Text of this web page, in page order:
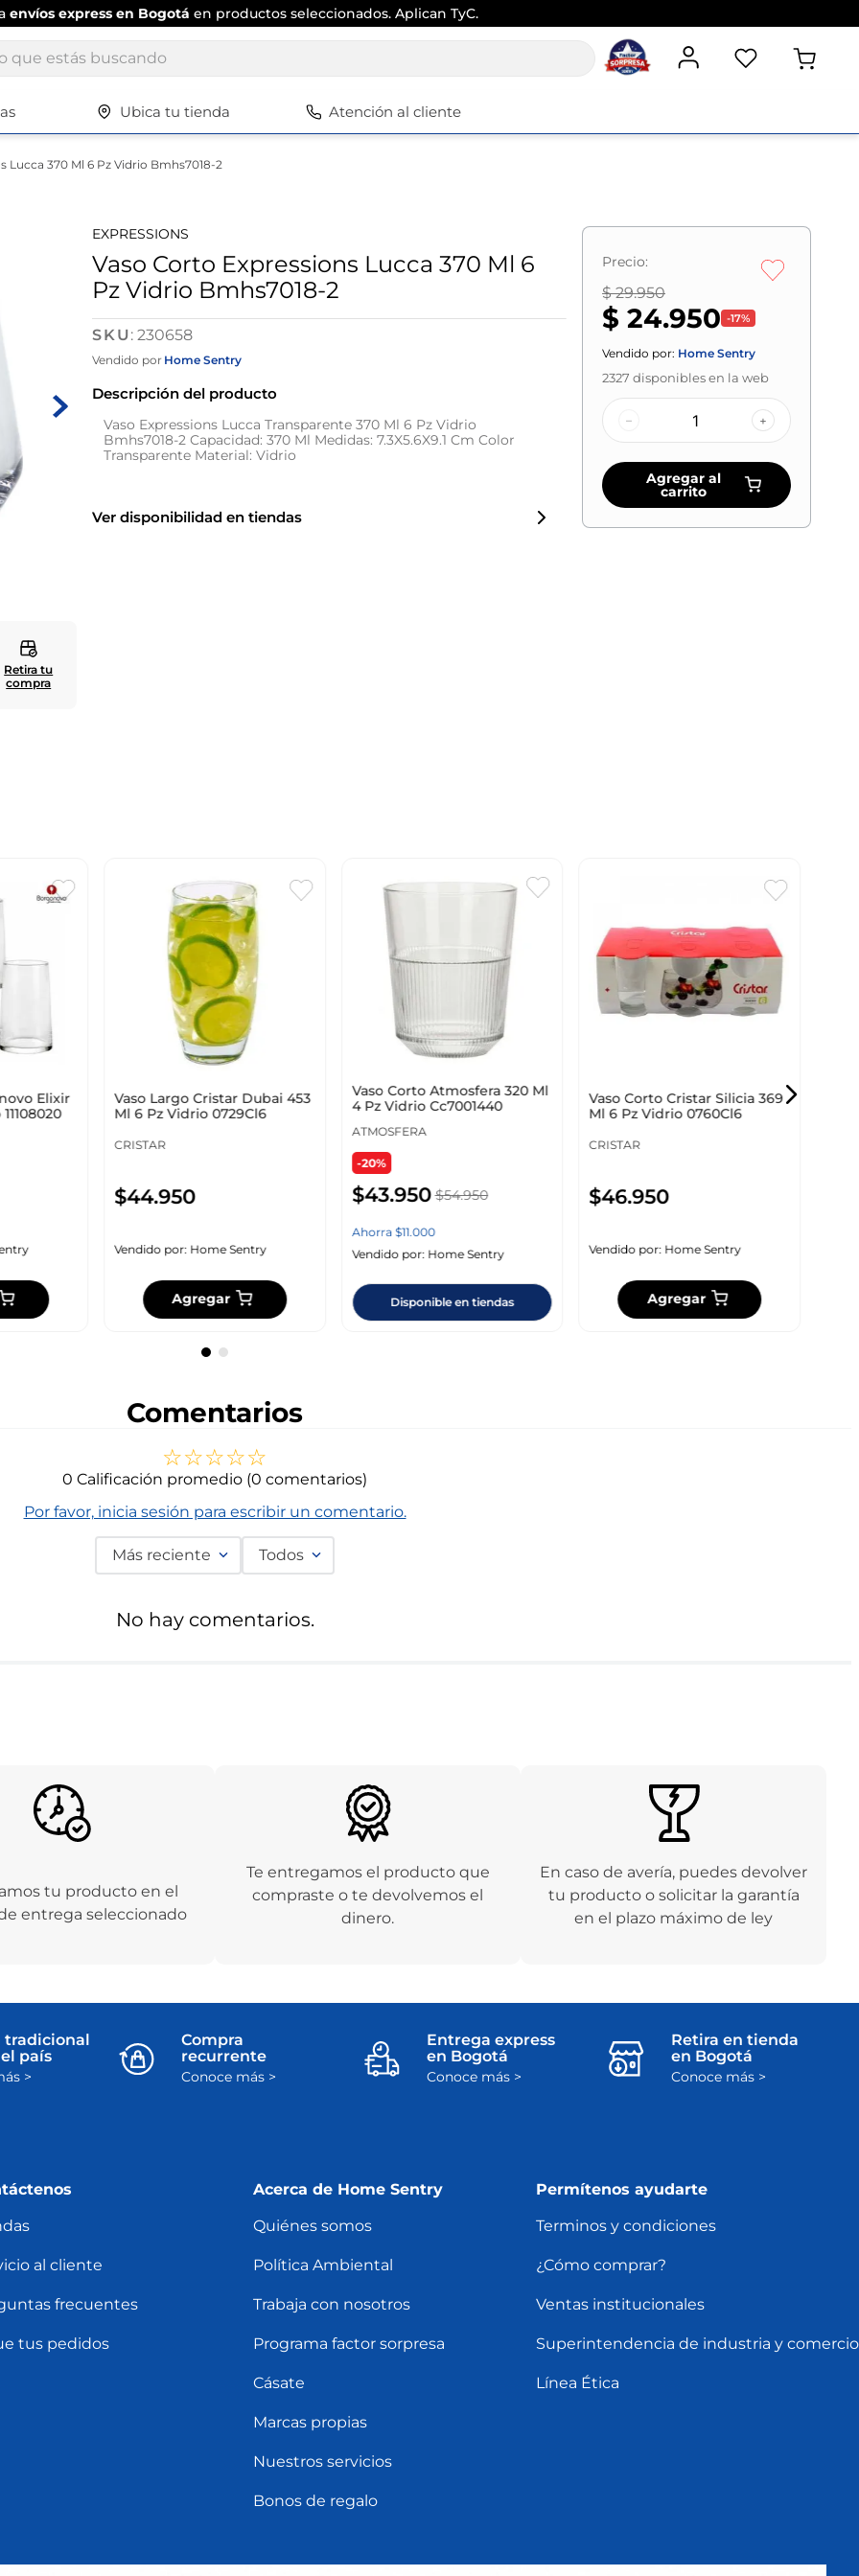
envíos express en Bogotá en productos seleccionados. Aplican TyC.
estás buscando
Ubica tu tienda Atención al cliente
Lucca 370 Ml 6 Pz Vidrio Bmhs7018-2
Retira tu
compra
EXPRESSIONS
Vaso Corto Expressions Lucca 370 Ml 6
Pz Vidrio Bmhs7018-2
:230658
Vendido por Home Sentry
Descripción del producto
Vaso Expressions Lucca Transparente 370 Ml 6 Pz Vidrio
Bmhs7018-2 Capacidad: 370 Ml Medidas: 7.3X5.6X9.1 Cm Color
Transparente Material: Vidrio
Ver disponibilidad en tiendas
Precio:
$ 29.950
$ 24.950 -17%
Vendido por: Home Sentry
2327 disponibles en la web
– +
Agregar al
carrito
Elixir
Vaso Largo Cristar Dubai 453
Ml 6 Pz Vidrio 0729Cl6
CRISTAR
$44.950
Vendido por: Home Sentry
Agregar
Vaso Corto Atmosfera 320 Ml
4 Pz Vidrio Cc7001440
ATMOSFERA
-20%
$43.950 $54.950
Ahorra $11.000
Vendido por: Home Sentry
Disponible en tiendas
Vaso Corto Cristar Silicia 369
Ml 6 Pz Vidrio 0760Cl6
CRISTAR
$46.950
Vendido por: Home Sentry
Agregar
Comentarios
☆☆☆☆☆
0 Calificación promedio (0 comentarios)
Por favor, inicia sesión para escribir un comentario.
Más reciente Todos
No hay comentarios.
tu producto en el
entrega seleccionado
Te entregamos el producto que
compraste o te devolvemos el
dinero.
En caso de avería, puedes devolver
tu producto o solicitar la garantía
en el plazo máximo de ley
tradicional
país
>
Compra
recurrente
Conoce más >
Entrega express
en Bogotá
Conoce más >
Retira en tienda
en Bogotá
Conoce más >
al cliente
frecuentes
tus pedidos
Acerca de Home Sentry
Quiénes somos
Política Ambiental
Trabaja con nosotros
Programa factor sorpresa
Cásate
Marcas propias
Nuestros servicios
Bonos de regalo
Permítenos ayudarte
Terminos y condiciones
¿Cómo comprar?
Ventas institucionales
Superintendencia de industria y comercio
Línea Ética
Términos más buscados
silla
closet
espejo
vajillas
cafetera
.
zapatero
cuadros